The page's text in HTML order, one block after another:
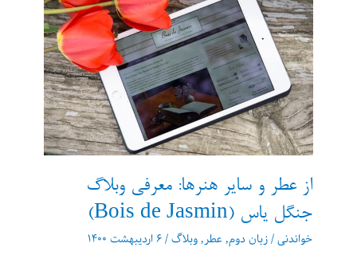
از عطر و سایر هنرها: معرفی وبلاگ
جنگل یاس (Bois de Jasmin)
خواندنی/زبان دوم, عطر,وبلاگ/۶ اردیبهشت ۱۴۰۰